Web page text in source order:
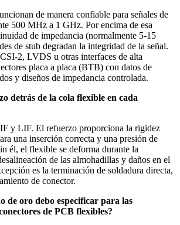
de manera confiable para señales de
500 MHz a 1 GHz. Por encima de esa
de impedancia (normalmente 5-15
de stub degradan la integridad de la señal.
2, LVDS u otras interfaces de alta
placa a placa (BTB) con datos de
y diseños de impedancia controlada.
detrás de la cola flexible en cada
y LIF. El refuerzo proporciona la rigidez
una inserción correcta y una presión de
él, el flexible se deforma durante la
de las almohadillas y daños en el
es la terminación de soldadura directa,
de conector.
de oro debo especificar para las
de PCB flexibles?